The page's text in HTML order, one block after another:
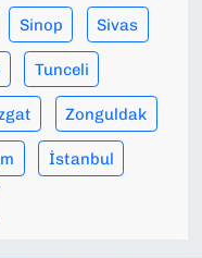
Sinop Sivas
Tunceli
Zonguldak
İstanbul